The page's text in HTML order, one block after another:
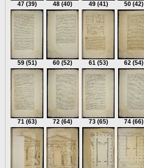
47 (39) 48 (40) 49 (41) 50 (42)
59 (51) 60 (52) 61 (53) 62 (54)
71 (63) 72 (64) 73 (65) 74 (66)